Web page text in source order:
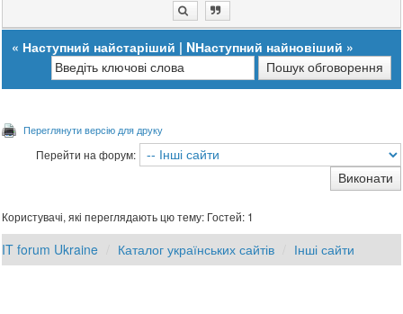
« Наступний найстаріший | NНаступний найновіший »
Переглянути версію для друку
Перейти на форум:
Користувачі, які переглядають цю тему: Гостей: 1
IT forum Ukraine Каталог українських сайтів Інші сайти